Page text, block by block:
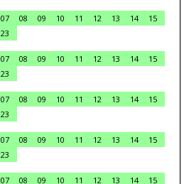
07 08 09 10 11 12 13 14
15
23
07 08 09 10 11 12 13 14
15
23
07 08 09 10 11 12 13 14
15
23
07 08 09 10 11 12 13 14
15
23
07 08 09 10 11 12 13 14
15